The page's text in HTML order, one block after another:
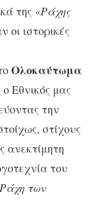
της «Ράχης
οι ιστορικές
Ολοκαύτωμα
Εθνικός μας
την
στίχους
ανεκτίμητη
του
Ράχη των